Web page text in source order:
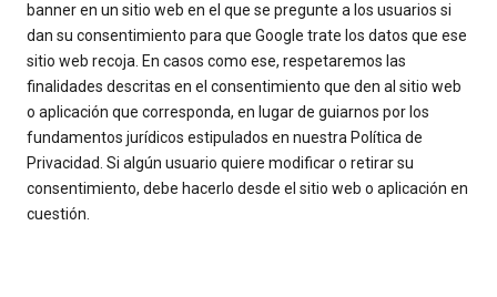
banner en un sitio web en el que se pregunte a los usuarios si
dan su consentimiento para que Google trate los datos que ese
sitio web recoja. En casos como ese, respetaremos las
finalidades descritas en el consentimiento que den al sitio web
o aplicación que corresponda, en lugar de guiarnos por los
fundamentos jurídicos estipulados en nuestra Política de
Privacidad. Si algún usuario quiere modificar o retirar su
consentimiento, debe hacerlo desde el sitio web o aplicación en
cuestión.